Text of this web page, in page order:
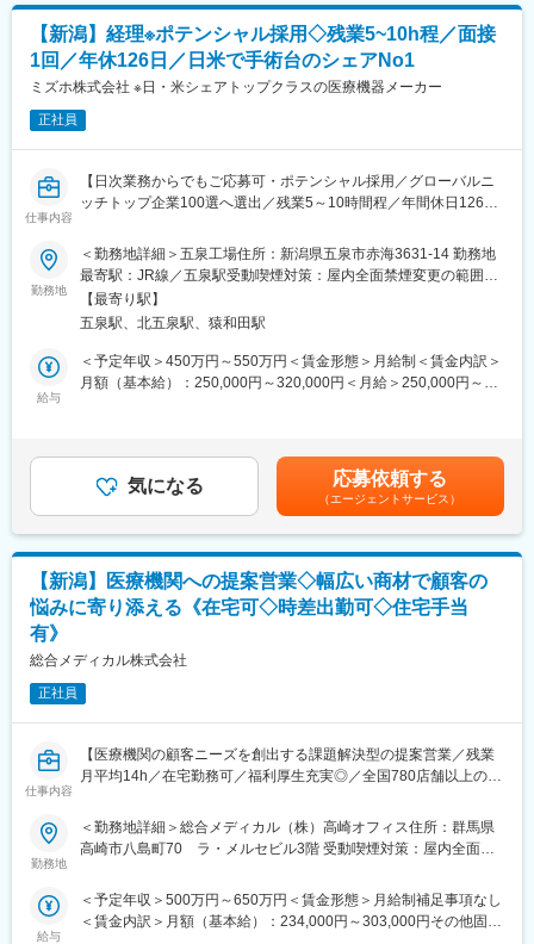
人々の生命・健康を預かる医療現場でトップクラスシェアを持
ち、"グローバル・スタンダード"として認められています。
■世界初の全油圧式手術台 ～ 医療先進国である日本・アメリカで
手術台トップクラス・シェア
■脳動脈瘤「杉田クリップ」 ～ 国内約70％・世界約40％のシェ
ア、年間10万個を世界50ヶ国へ供給
変更の範囲：会社の定める業務
■五泉工場は主力製品である脳外科・整形外科関係製品を開発設
計・製造しています。
「脳動脈瘤クリップ」「整形外科インプラント」「鋼製器具」
「人工関節」等
■材料となる金属部材を仕入れて、機械や職人の手による加工によ
り、最終製品へ仕上げていく加工工場になります。
【所属組織の構成】
■工場全体：241名、部門全体：26名
■内今回募集ポジション：6名（正社員2名 パート4名）
【豊富な福利厚生】
■作業服・安全靴の貸与あり
■住宅補助手当 / 会社規程に該当の場合
(30歳まで15,000円/月、35歳まで10,000円/月)
(配偶者12,000円、子1人につき8,000円)
■確定拠出型年金制度（DC)
日本から世界へ。当社の医療機器は、世界数十か国で採用されて
います。
人々の生命・健康を預かる医療現場でトップクラスシェアを持
ち、"グローバル・スタンダード"として認められています。
■世界初の全油圧式手術台 ～ 医療先進国である日本・アメリカで
手術台トップクラス・シェア
■脳動脈瘤「杉田クリップ」 ～ 国内約70％・世界約40％のシェ
■日本人の骨格に合わせた骨折や骨格矯正の治療用インプラント・
プレートの開発
変更の範囲：会社の定める業務
【新潟】経理※ポテンシャル採用◇残業5~10h程／面接
1回／年休126日／日米で手術台のシェアNo1
ミズホ株式会社 ※日・米シェアトップクラスの医療機器メーカー
正社員
仕事内容
【日次業務からでもご応募可・ポテンシャル採用／グローバルニ
ッチトップ企業100選へ選出／残業5～10時間程／年間休日126日
術台のシェアNo.1】
【業務概要】
■当社は100年を超える医療機器メーカーで、世界的なトップクラ
スシェア製品を持つ安定企業です。
■本求人は、新潟の五泉工場にて工場内における経理業務をお任せ
します。
【業務内容】
■購入品および外注加工品の伝票処理、仕訳振替・請求処理（シス
■各種都度払い等の銀行業務
■各種消耗品・備品等の購入業務（たのめーる他）
銀行他窓口処理業務など
【組織構成】
■年間休日126日／土日祝（完全週休2日制）
■残業5～10時間/月程度
【豊富な福利厚生】
(30歳まで15,000円/月、35歳まで10,000円/月)
■扶養家族手当 / 会社規程に該当の場合
(配偶者12,000円、子1人につき8,000円)
勤務地
＜勤務地詳細＞五泉工場住所：新潟県五泉市赤海3631-14 勤務地
最寄駅：JR線／五泉駅受動喫煙対策：屋内全面禁煙変更の範囲：
会社の定める事業所
【最寄り駅】
五泉駅、北五泉駅、猿和田駅
給与
＜予定年収＞450万円～550万円＜賃金形態＞月給制＜賃金内訳＞
月額（基本給）：250,000円～320,000円＜月給＞250,000円～
はあくまでも目安の金額であり、選考を通じて上下する可能性が
あります。月給(月額)は固定手当を含めた表記です。
気になる 応募依頼する
（エージェントサービス）
【新潟】医療機関への提案営業◇幅広い商材で顧客の
悩みに寄り添える《在宅可◇時差出勤可◇住宅手当
有》
総合メディカル株式会社
正社員
仕事内容
【医療機関の顧客ニーズを創出する課題解決型の提案営業／残業
月平均14h／在宅勤務可／福利厚生充実◎／全国780店舗以上の調
【業務概要】
■担当する医療機関に対し、定期面談で運営/経営課題をヒアリン
グ、課題解決に向け、様々な商材をご提案いただきます。
勤務地
＜勤務地詳細＞総合メディカル（株）高崎オフィス住所：群馬県
高崎市八島町70 ラ・メルセビル3階 受動喫煙対策：屋内全面禁
ワークを行う場所を含む）
給与
＜予定年収＞500万円～650万円＜賃金形態＞月給制補足事項なし
＜賃金内訳＞月額（基本給）：234,000円～303,000円その他固定